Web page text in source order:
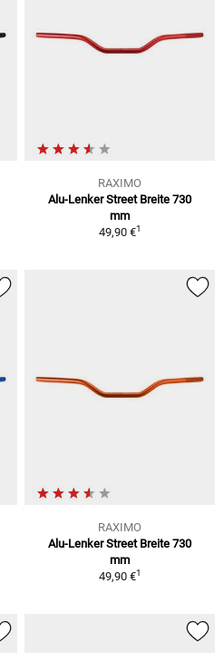
RAXIMO
Alu-Lenker Street Breite 730
mm
49,90 €1
RAXIMO
Alu-Lenker Street Breite 730
mm
49,90 €1